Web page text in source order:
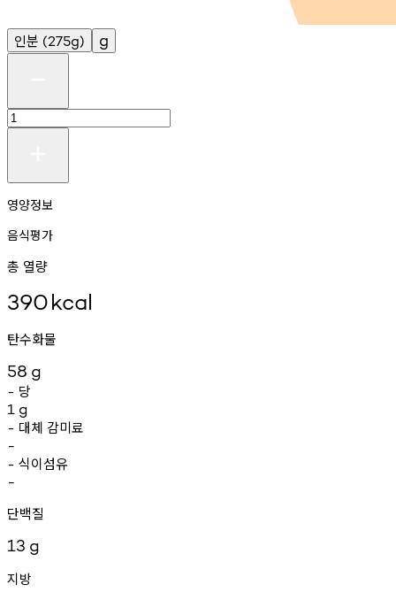
인분 (275g) g
영양정보
음식평가
총 열량
390kcal
탄수화물
58 g
- 당
1 g
- 대체 감미료
-
- 식이섬유
-
단백질
13 g
지방